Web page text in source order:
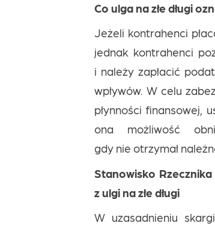
Co ulga na złe długi
Jeżeli kontrahenci
jednak kontrahenci
i należy zapłacić
wpływów. W celu
płynności finansowej,
ona możliwość
gdy nie otrzymał
Stanowisko
z ulgi na złe długi
W uzasadnieniu